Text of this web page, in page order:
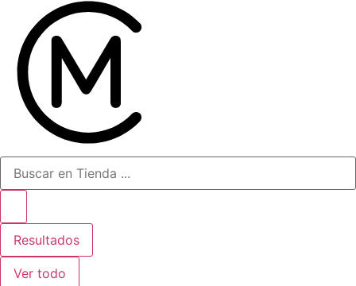
Resultados
Ver todo